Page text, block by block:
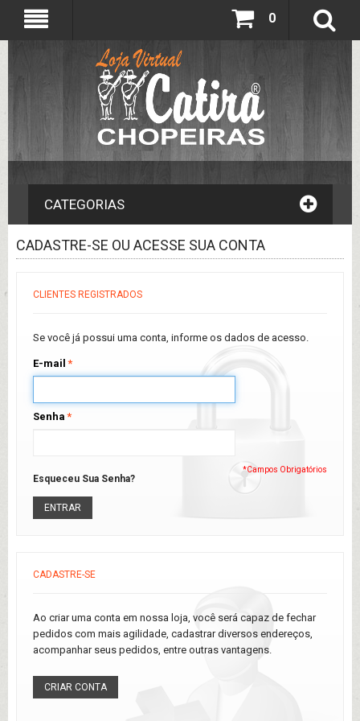
0
CATEGORIAS
CADASTRE-SE OU ACESSE SUA CONTA
CLIENTES REGISTRADOS
Se você já possui uma conta, informe os dados de acesso.
*
E-mail
*
Senha
*Campos Obrigatórios
Esqueceu Sua Senha?
ENTRAR
CADASTRE-SE
Ao criar uma conta em nossa loja, você será capaz de fechar
pedidos com mais agilidade, cadastrar diversos endereços,
acompanhar seus pedidos, entre outras vantagens.
CRIAR CONTA